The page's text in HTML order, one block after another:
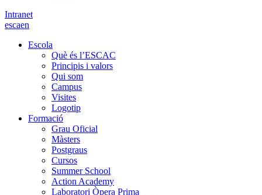
Intranet
escaen
Escola
Què és l’ESCAC
Principis i valors
Qui som
Campus
Visites
Logotip
Formació
Grau Oficial
Màsters
Postgraus
Cursos
Summer School
Action Academy
Laboratori Òpera Prima